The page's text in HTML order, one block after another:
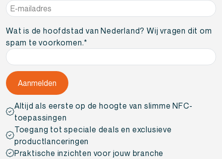
E-
mailadres*
Wat is de hoofdstad van Nederland? Wij vragen dit om
spam te voorkomen.*
Altijd als eerste op de hoogte van slimme NFC-
toepassingen
Toegang tot speciale deals en exclusieve
productlanceringen
Praktische inzichten voor jouw branche